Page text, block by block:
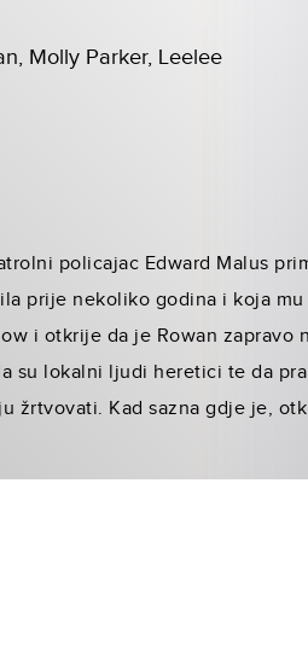
Molly Parker, Leelee
policajac Edward Malus
prije nekoliko godina i koja
i otkrije da je Rowan zapravo
su lokalni ljudi heretici te da
žrtvovati. Kad sazna gdje je,